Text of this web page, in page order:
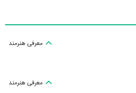
معرفی هنرمند
معرفی هنرمند